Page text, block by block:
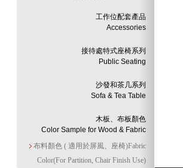
工作位配套產品
Accessories
接待處特式座椅系列
Public Seating
沙發和茶几系列
Sofa & Tea Table
木板、布板顏色
Color Sample for Wood & Fabric
布料顏色 ( 適用於屏風、座椅)Fabric
Color(For Partition, Chair Finish Use)